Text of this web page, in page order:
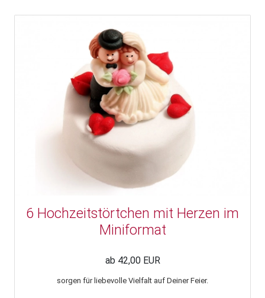
6 Hochzeitstörtchen mit Herzen im
Miniformat
ab 42,00 EUR
sorgen für liebevolle Vielfalt auf Deiner Feier.